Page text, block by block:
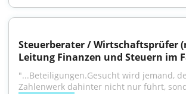
Steuerberater / Wirtschaftsprüfer
Leitung Finanzen und Steuern im
"...Beteiligungen.Gesucht wird jemand,